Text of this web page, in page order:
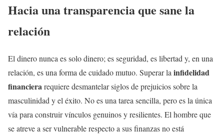
Hacia una transparencia que sane la
relación
El dinero nunca es solo dinero; es seguridad, es libertad y, en una
relación, es una forma de cuidado mutuo. Superar la infidelidad
financierarequiere desmantelar siglos de prejuicios sobre la
masculinidad y el éxito. No es una tarea sencilla, pero es la única
vía para construir vínculos genuinos y resilientes. El hombre que
se atreve a ser vulnerable respecto a sus finanzas no está